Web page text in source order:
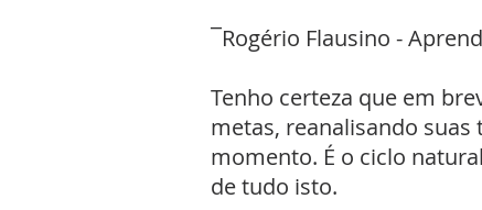
¯Rogério Flausino -
Tenho certeza que em
metas, reanalisando
momento. É o ciclo
de tudo isto.